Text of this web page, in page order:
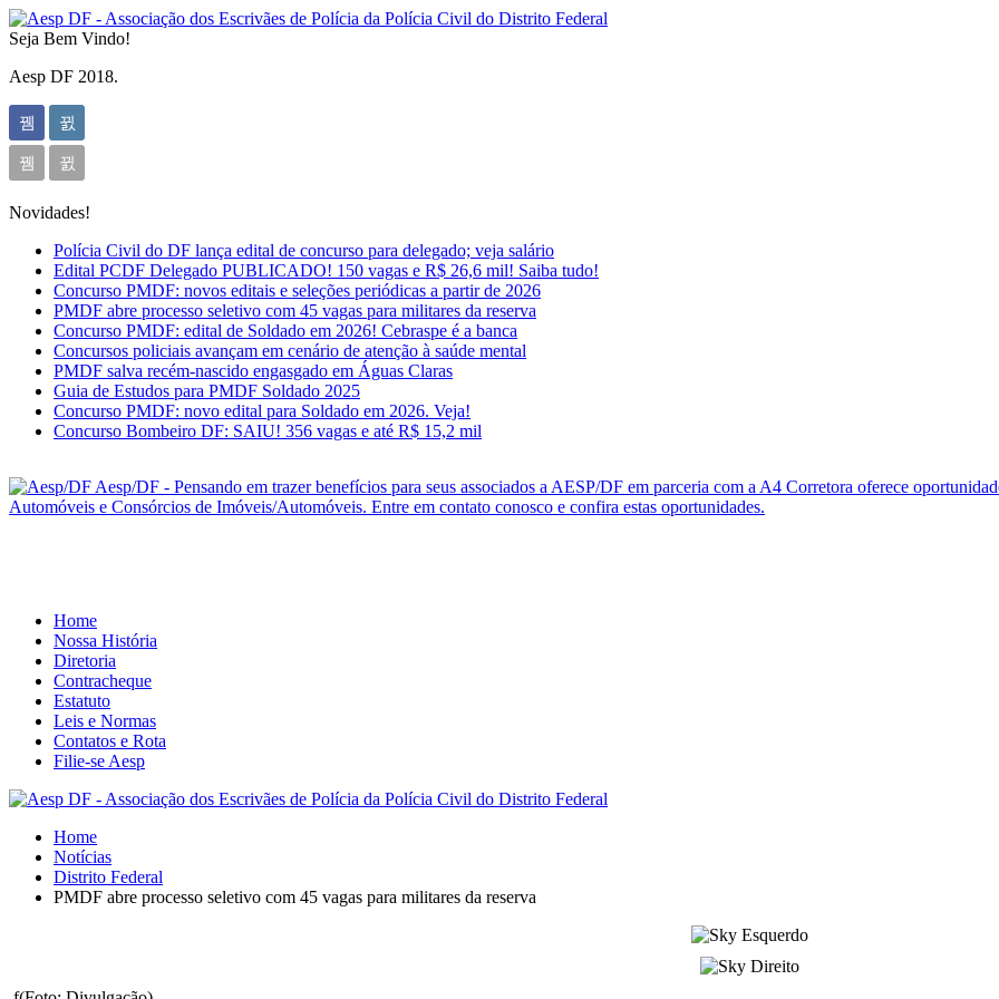
Seja Bem Vindo!
Aesp DF 2018.
Novidades!
Polícia Civil do DF lança edital de concurso para delegado; veja salário
Edital PCDF Delegado PUBLICADO! 150 vagas e R$ 26,6 mil! Saiba tudo!
Concurso PMDF: novos editais e seleções periódicas a partir de 2026
PMDF abre processo seletivo com 45 vagas para militares da reserva
Concurso PMDF: edital de Soldado em 2026! Cebraspe é a banca
Concursos policiais avançam em cenário de atenção à saúde mental
PMDF salva recém-nascido engasgado em Águas Claras
Guia de Estudos para PMDF Soldado 2025
Concurso PMDF: novo edital para Soldado em 2026. Veja!
Concurso Bombeiro DF: SAIU! 356 vagas e até R$ 15,2 mil
Aesp/DF - Pensando em trazer benefícios para seus associados a AESP/DF em parceria com a A4 Corretora oferece
Automóveis e Consórcios de Imóveis/Automóveis. Entre em contato conosco e confira estas oportunidades.
Home
Nossa História
Diretoria
Contracheque
Estatuto
Leis e Normas
Contatos e Rota
Filie-se Aesp
Home
Notícias
Distrito Federal
PMDF abre processo seletivo com 45 vagas para militares da reserva